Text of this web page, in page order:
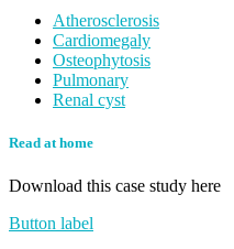
Atherosclerosis
Cardiomegaly
Osteophytosis
Pulmonary
Renal cyst
Read at home
Download this case study here
Button label